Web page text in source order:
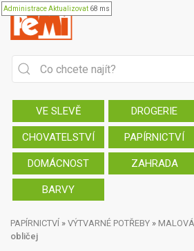
AdministraceAktualizovat 68 ms
VE SLEVĚ DROGERIE
CHOVATELSTVÍ PAPÍRNICTVÍ
DOMÁCNOST ZAHRADA
BARVY
PAPÍRNICTVÍ » VÝTVARNÉ POTŘEBY »
obličej